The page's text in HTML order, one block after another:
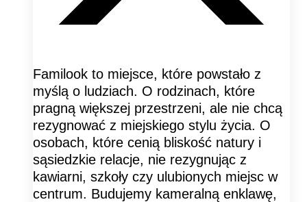
Familook to miejsce, które powstało z
myślą o ludziach. O rodzinach, które
pragną większej przestrzeni, ale nie chcą
rezygnować z miejskiego stylu życia. O
osobach, które cenią bliskość natury i
sąsiedzkie relacje, nie rezygnując z
kawiarni, szkoły czy ulubionych miejsc w
centrum. Budujemy kameralną enklawę,